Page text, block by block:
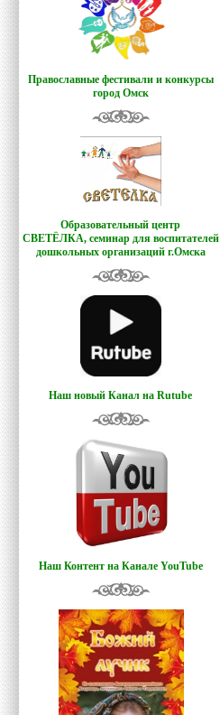
Православные фестивали и конкурсы
город Омск
Образовательный центр
СВЕТЁЛКА, семинар для воспитателей
дошкольных организаций г.Омска
Наш новый Канал на Rutube
Наш Контент на Канале YouTube